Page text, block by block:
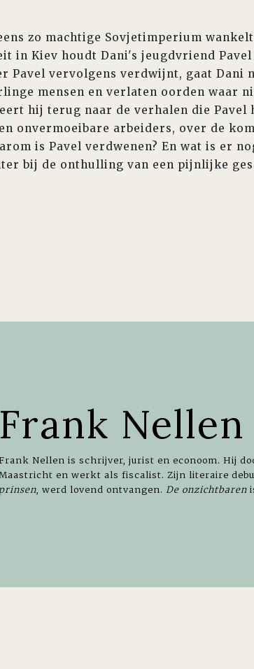
zo machtige Sovjetimperium
in Kiev houdt Dani's jeugdvriend
Pavel vervolgens verdwijnt, gaat Dani
mensen en verlaten oorden waar
hij terug naar de verhalen die Pavel
onvermoeibare arbeiders, over de
is Pavel verdwenen? En wat is er
bij de onthulling van een pijnlijke
Frank Nellen
Nellen is schrijver, jurist en econoom. Hij
en werkt als fiscalist. Zijn literaire
prinsen , werd lovend ontvangen. De onzichtbaren